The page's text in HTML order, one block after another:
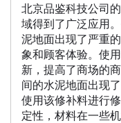
北京品鉴科技公司
域得到了广泛应用
泥地面出现了严重
象和顾客体验。使
新，提高了商场的
间的水泥地面出现
使用该修补料进行
定性，材料在一些